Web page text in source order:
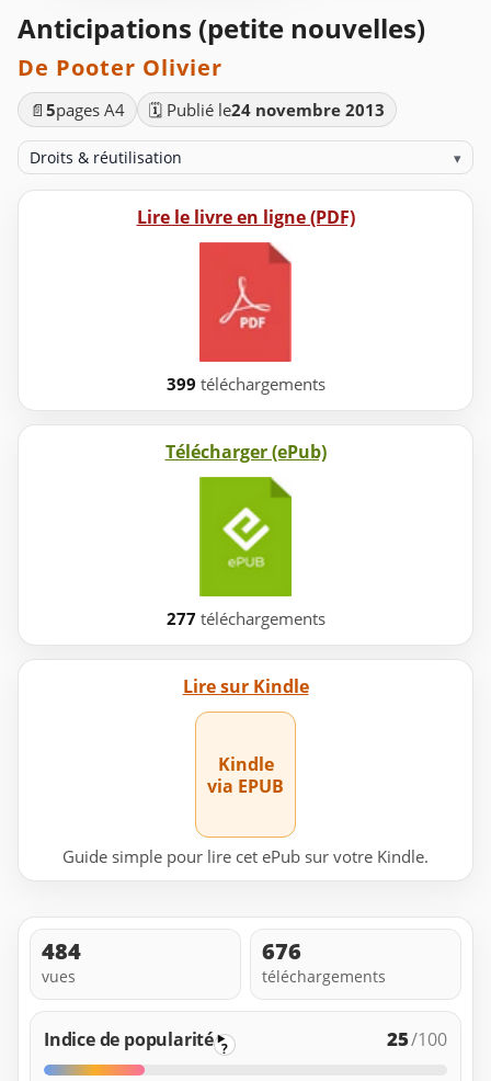
Anticipations (petite nouvelles)
De Pooter Olivier
📄 5pages A4 🗓️ Publié le24 novembre 2013
Droits & réutilisation ▾
Lire le livre en ligne (PDF)
399 téléchargements
Télécharger (ePub)
277 téléchargements
Lire sur Kindle
Kindle
via EPUB
Guide simple pour lire cet ePub sur votre Kindle.
484
vues
676
téléchargements
Indice de popularité ? 25/100